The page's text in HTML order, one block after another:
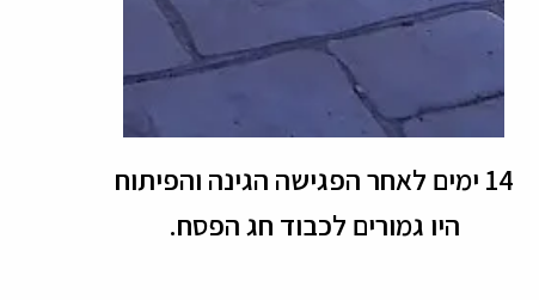
14 ימים לאחר הפגישה הגינה והפיתוח
היו גמורים לכבוד חג הפסח.